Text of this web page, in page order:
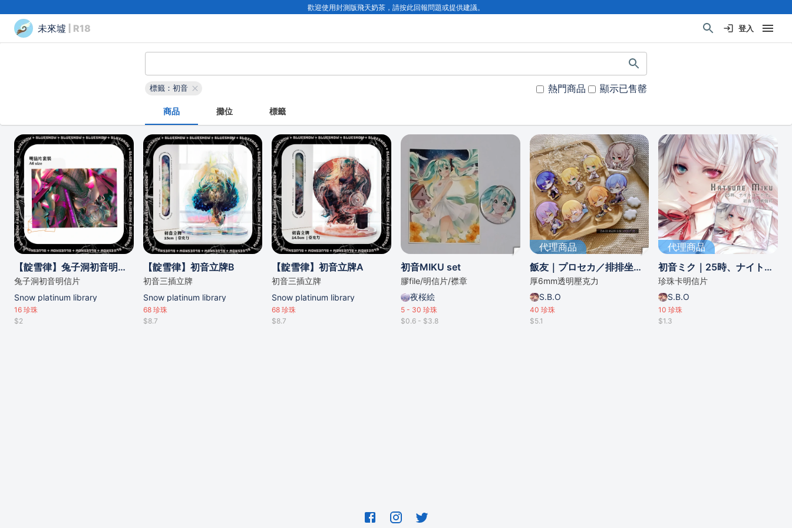
歡迎使用封測版飛天奶茶，請按此回報問題或提供建議。
未來墟 | R18 登入
標籤：初音 熱門商品 顯示已售罄
商品 攤位 標籤
【靛雪律】兔子洞初音明信片
兔子洞初音明信片
Snow platinum library
16 珍珠
$2
【靛雪律】初音立牌B
初音三插立牌
Snow platinum library
68珍珠
$8.7
【靛雪律】初音立牌A
初音三插立牌
Snow platinum library
68 珍珠
$8.7
初音MIKU set
膠file/明信片/襟章
夜桜絵
5 - 30 珍珠
$0.6 - $3.8
代理商品
飯友｜プロセカ／排排坐（全8款）
厚6mm透明壓克力
S.B.O
40 珍珠
$5.1
代理商品
初音ミク｜25時、ナイトコードで。
珍珠卡明信片
S.B.O
10 珍珠
$1.3